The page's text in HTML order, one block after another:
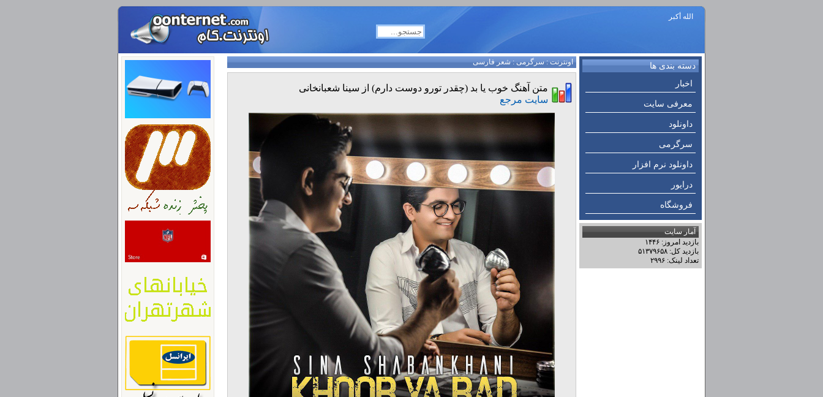
الله أكبر
دسته بندی ها
اخبار
معرفی سایت
داونلود
سرگرمی
داونلود نرم افزار
درایور
فروشگاه
آمار سایت
بازدید امروز: ۱۴۴۶
بازدید کل: ۵۱۳۷۹۶۵۸
تعداد لینک: ۲۹۹۶
اونترنت:سرگرمی:شعر فارسی
متن آهنگ خوب یا بد (چقدر تورو دوست دارم) از سینا شعبانخانی
سایت مرجع